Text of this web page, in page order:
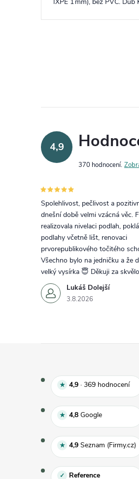
4,9
370 hodnocení
Lukáš Dolejší
3.8.2026
Spolehlivost, pečlivost a
dnešní době velmi vzácná věc.
realizovala nivelaci podlah,
podlahy včetně lišt, renovaci
prvorepublikového točitého
Všechno bylo na jedničku a že
velký vysírka 😇 Děkuji za
★ 4,9 · 369 hodnocení
★ 4,8 GoogleHodnocení
★ 4,9 Seznam (Firmy.cz)
✓ Reference